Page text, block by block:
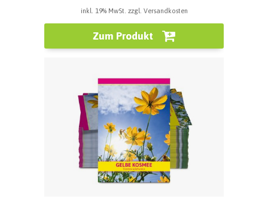
inkl. 19% MwSt. zzgl. Versandkosten
Zum Produkt